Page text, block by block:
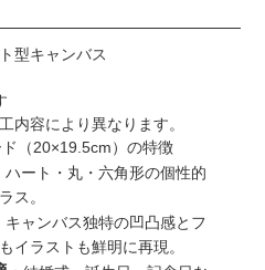
型キャンバス
内容により異なります。
（20×19.5cm）の特徴
ハート・丸・六角形の個性的
ス。
キャンバス独特の凹凸感とフ
イラストも鮮明に再現。